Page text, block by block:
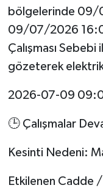
bölgelerinde
09/07/2026
Çalışması Sebebi
gözeterek elektrik
2026-07-09
🕒 Çalışmalar
Kesinti Nedeni:
Etkilenen Cadde